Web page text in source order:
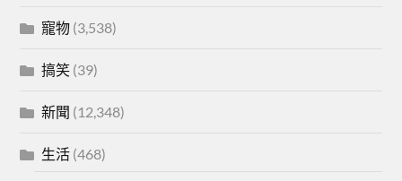
寵物 (3,538)
搞笑 (39)
新聞 (12,348)
生活 (468)